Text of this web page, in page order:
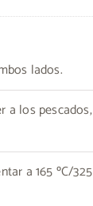
lados.
a los pescados,
a 165 ºC/325